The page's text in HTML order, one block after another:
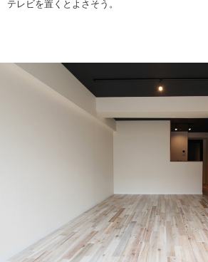
テレビを置くとよさそう。